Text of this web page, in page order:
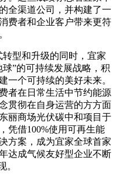
全渠道公司，并构建了一
费者和企业客户带来更符
型和升级的同时，宜家
”的可持续发展战略，积
一个可持续的美好未来。
者在日常生活中节约能源
贯彻在自身运营的方方面
丽商场光伏碳中和项目于
凭借100%使用可再生能
方案，成为宜家全球首家
达成气候友好型企业不断
。